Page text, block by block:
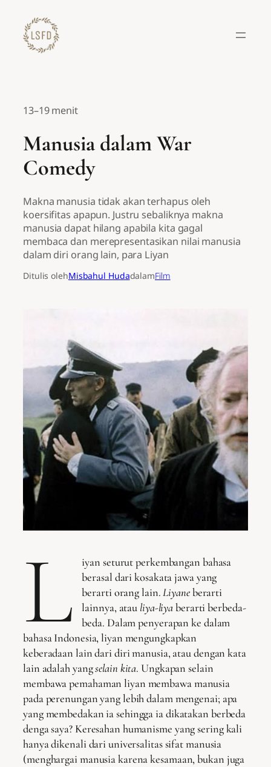
konten
13–19 menit
Manusia dalam War
Comedy
Makna manusia tidak akan terhapus oleh
koersifitas apapun. Justru sebaliknya makna
manusia dapat hilang apabila kita gagal
membaca dan merepresentasikan nilai manusia
dalam diri orang lain, para Liyan
Ditulis olehMisbahul HudadalamFilm
L
iyan seturut perkembangan bahasa
berasal dari kosakata jawa yang
berarti orang lain.Liyaneberarti
lainnya, atau liya-liyaberarti berbeda-
beda. Dalam penyerapan ke dalam
bahasa Indonesia, liyan mengungkapkan
keberadaan lain dari diri manusia, atau dengan kata
lain adalah yangselain kita. Ungkapan selain
membawa pemahaman liyan membawa manusia
pada perenungan yang lebih dalam mengenai; apa
yang membedakan ia sehingga ia dikatakan berbeda
denga saya? Keresahan humanisme yang sering kali
hanya dikenali dari universalitas sifat manusia
(menghargai manusia karena kesamaan, bukan juga